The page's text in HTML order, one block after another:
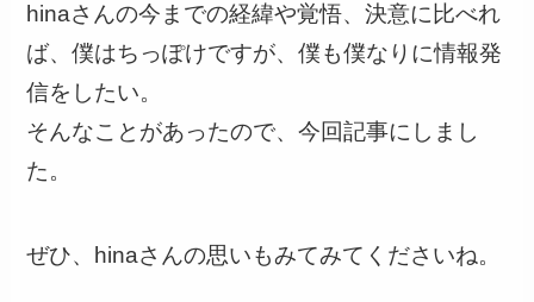
hinaさんの今までの経緯や覚悟、決意に比べれ
ば、僕はちっぽけですが、僕も僕なりに情報発
信をしたい。
そんなことがあったので、今回記事にしまし
た。
ぜひ、hinaさんの思いもみてみてくださいね。